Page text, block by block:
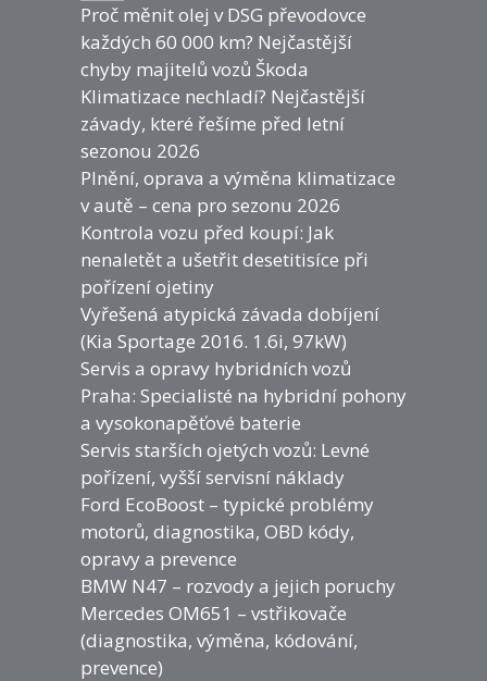
Proč měnit olej v DSG převodovce
každých 60 000 km? Nejčastější
chyby majitelů vozů Škoda
Klimatizace nechladí? Nejčastější
závady, které řešíme před letní
sezonou 2026
Plnění, oprava a výměna klimatizace
v autě – cena pro sezonu 2026
Kontrola vozu před koupí: Jak
nenaletět a ušetřit desetitisíce při
pořízení ojetiny
Vyřešená atypická závada dobíjení
(Kia Sportage 2016. 1.6i, 97kW)
Servis a opravy hybridních vozů
Praha: Specialisté na hybridní pohony
a vysokonapěťové baterie
Servis starších ojetých vozů: Levné
pořízení, vyšší servisní náklady
Ford EcoBoost – typické problémy
motorů, diagnostika, OBD kódy,
opravy a prevence
BMW N47 – rozvody a jejich poruchy
Mercedes OM651 – vstřikovače
(diagnostika, výměna, kódování,
prevence)